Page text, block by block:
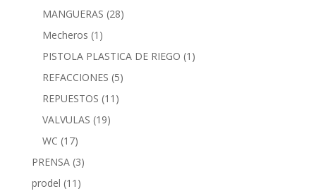
MANGUERAS (28)
Mecheros (1)
PISTOLA PLASTICA DE RIEGO (1)
REFACCIONES (5)
REPUESTOS (11)
VALVULAS (19)
WC (17)
PRENSA (3)
prodel (11)